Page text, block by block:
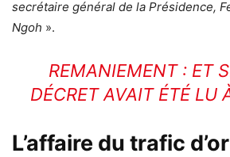
secrétaire général de la Présidence,
Ngoh ».
REMANIEMENT : ET
DÉCRET AVAIT ÉTÉ LU
L’affaire du trafic d’or